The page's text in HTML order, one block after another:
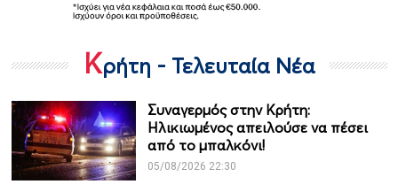
Κρήτη - Τελευταία Νέα
Συναγερμός στην Κρήτη:
Ηλικιωμένος απειλούσε να πέσει
από το μπαλκόνι!
05/08/2026 22:30